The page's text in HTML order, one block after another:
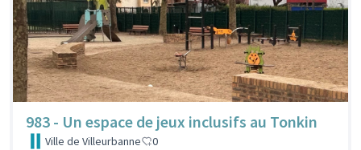
983 - Un espace de jeux inclusifs au Tonkin
Ville de Villeurbanne 0